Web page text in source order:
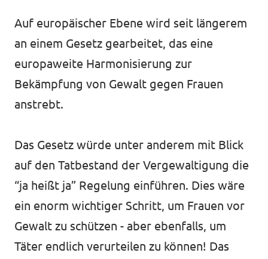
Impressum
Auf europäischer Ebene wird seit längerem
an einem Gesetz gearbeitet, das eine
europaweite Harmonisierung zur
Bekämpfung von Gewalt gegen Frauen
anstrebt.
Das Gesetz würde unter anderem mit Blick
auf den Tatbestand der Vergewaltigung die
“ja heißt ja” Regelung einführen. Dies wäre
ein enorm wichtiger Schritt, um Frauen vor
Gewalt zu schützen - aber ebenfalls, um
Täter endlich verurteilen zu können! Das